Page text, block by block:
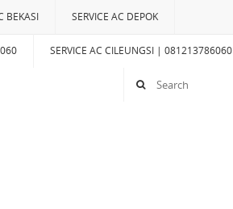
BEKASI SERVICE AC DEPOK
SERVICE AC CILEUNGSI | 081213786060